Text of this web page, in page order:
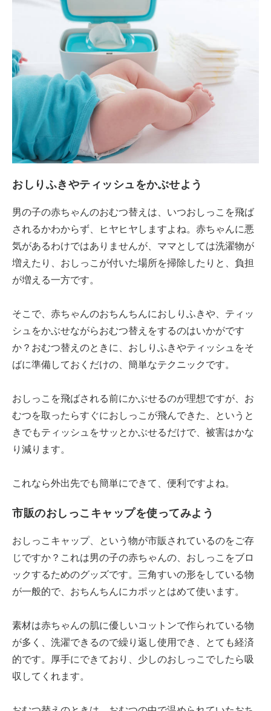
おしりふきやティッシュをかぶせよう
男の子の赤ちゃんのおむつ替えは、いつおしっこを飛ば
されるかわからず、ヒヤヒヤしますよね。赤ちゃんに悪
気があるわけではありませんが、ママとしては洗濯物が
増えたり、おしっこが付いた場所を掃除したりと、負担
が増える一方です。
そこで、赤ちゃんのおちんちんにおしりふきや、ティッ
シュをかぶせながらおむつ替えをするのはいかがです
か？おむつ替えのときに、おしりふきやティッシュをそ
ばに準備しておくだけの、簡単なテクニックです。
おしっこを飛ばされる前にかぶせるのが理想ですが、お
むつを取ったらすぐにおしっこが飛んできた、というと
きでもティッシュをサッとかぶせるだけで、被害はかな
り減ります。
これなら外出先でも簡単にできて、便利ですよね。
市販のおしっこキャップを使ってみよう
おしっこキャップ、という物が市販されているのをご存
じですか？これは男の子の赤ちゃんの、おしっこをブロ
ックするためのグッズです。三角すいの形をしている物
が一般的で、おちんちんにカポッとはめて使います。
素材は赤ちゃんの肌に優しいコットンで作られている物
が多く、洗濯できるので繰り返し使用でき、とても経済
的です。厚手にできており、少しのおしっこでしたら吸
収してくれます。